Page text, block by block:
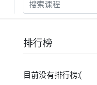
排行榜
目前没有排行榜:(